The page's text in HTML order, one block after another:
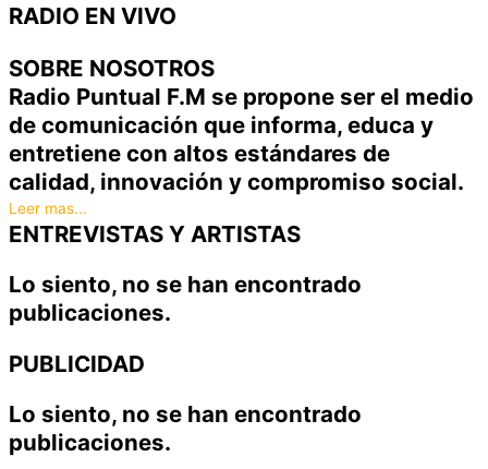
RADIO EN VIVO
SOBRE NOSOTROS
Radio Puntual F.M se propone ser el medio
de comunicación que informa, educa y
entretiene con altos estándares de
calidad, innovación y compromiso social.
Leer mas...
ENTREVISTAS Y ARTISTAS
Lo siento, no se han encontrado
publicaciones.
PUBLICIDAD
Lo siento, no se han encontrado
publicaciones.